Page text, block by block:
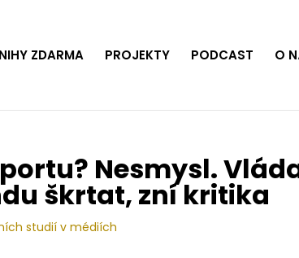
ZDARMA PROJEKTY PODCAST O
Nesmysl.
škrtat, zní kritika
studií v médiích